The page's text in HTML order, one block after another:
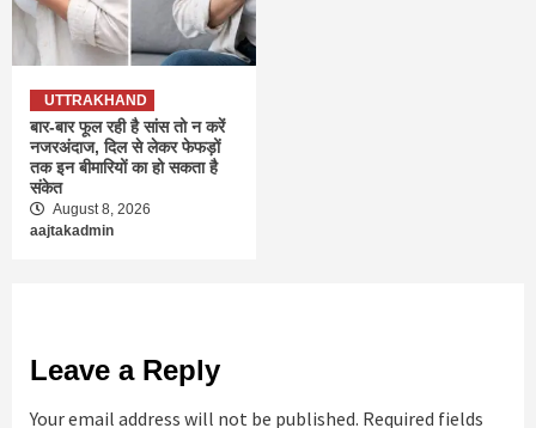
UTTRAKHAND
बार-बार फूल रही है सांस तो न करें
नजरअंदाज, दिल से लेकर फेफड़ों
तक इन बीमारियों का हो सकता है
संकेत
August 8, 2026
aajtakadmin
Leave a Reply
Your email address will not be published. Required fields